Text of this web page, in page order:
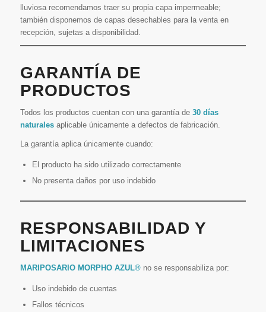
lluviosa recomendamos traer su propia capa impermeable;
también disponemos de capas desechables para la venta en
recepción, sujetas a disponibilidad.
GARANTÍA DE
PRODUCTOS
Todos los productos cuentan con una garantía de 30 días
naturalesaplicable únicamente a defectos de fabricación.
La garantía aplica únicamente cuando:
El producto ha sido utilizado correctamente
No presenta daños por uso indebido
RESPONSABILIDAD Y
LIMITACIONES
MARIPOSARIO MORPHO AZUL®no se responsabiliza por:
Uso indebido de cuentas
Fallos técnicos